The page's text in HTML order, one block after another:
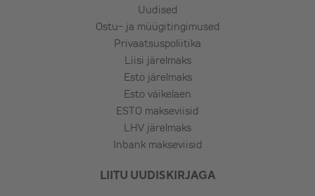
Uudised
Ostu- ja müügitingimused
Privaatsuspoliitika
Liisi järelmaks
Esto järelmaks
Esto väikelaen
ESTO makseviisid
LHV järelmaks
Inbank makseviisid
LIITU UUDISKIRJAGA